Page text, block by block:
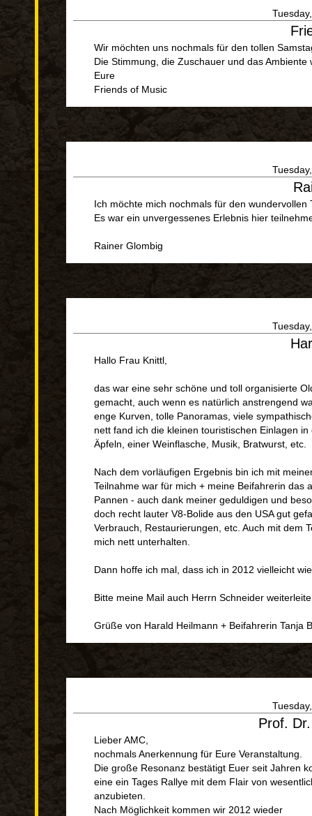
Wir möchten uns nochmals für den tollen
Die Stimmung, die Zuschauer und das Ambiente
Eure
Friends of Music
Ich möchte mich nochmals für den wundervollen
Es war ein unvergessenes Erlebnis hier
Rainer Glombig
Hallo Frau Knittl,
das war eine sehr schöne und toll organisierte
gemacht, auch wenn es natürlich anstrengend
enge Kurven, tolle Panoramas, viele
nett fand ich die kleinen touristischen Einlagen
Äpfeln, einer Weinflasche, Musik, Bratwurst, etc.
Nach dem vorläufigen Ergebnis bin ich mit
Teilnahme war für mich + meine Beifahrerin
Pannen - auch dank meiner geduldigen und
doch recht lauter V8-Bolide aus den USA gut
Verbrauch, Restaurierungen, etc. Auch mit dem
mich nett unterhalten.
Dann hoffe ich mal, dass ich in 2012 vielleicht
Bitte meine Mail auch Herrn Schneider
Grüße von Harald Heilmann + Beifahrerin Tanja
Prof.
Lieber AMC,
nochmals Anerkennung für Eure Veranstaltung.
Die große Resonanz bestätigt Euer seit Jahren
eine ein Tages Rallye mit dem Flair von
anzubieten.
Nach Möglichkeit kommen wir 2012 wieder